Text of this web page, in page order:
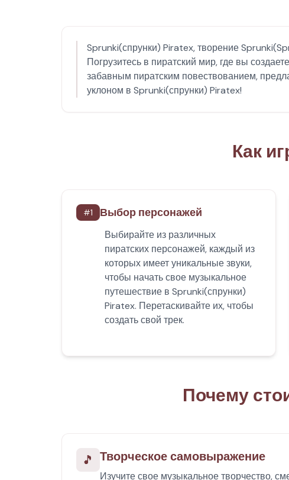
Sprunki(спрунки) Piratex, творение
Погрузитесь в пиратский мир, где вы
забавным пиратским повествованием,
уклоном в Sprunki(спрунки) Piratex!
Как
#1 Выбор персонажей
Выбирайте из различных
пиратских персонажей, каждый из
которых имеет уникальные звуки,
чтобы начать свое музыкальное
путешествие в Sprunki(спрунки)
Piratex. Перетаскивайте их, чтобы
создать свой трек.
Почему
🎵 Творческое самовыражение
Изучите свое музыкальное творчество,